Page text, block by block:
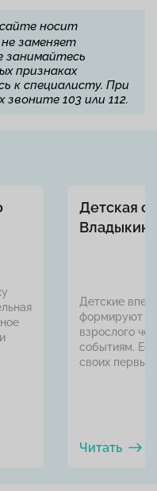
носит
заменяет
занимайтесь
признаках
к специалисту. При
103 или 112.
Детская
Детские
формируют
взрослого
событиям.
своих первых
Читать